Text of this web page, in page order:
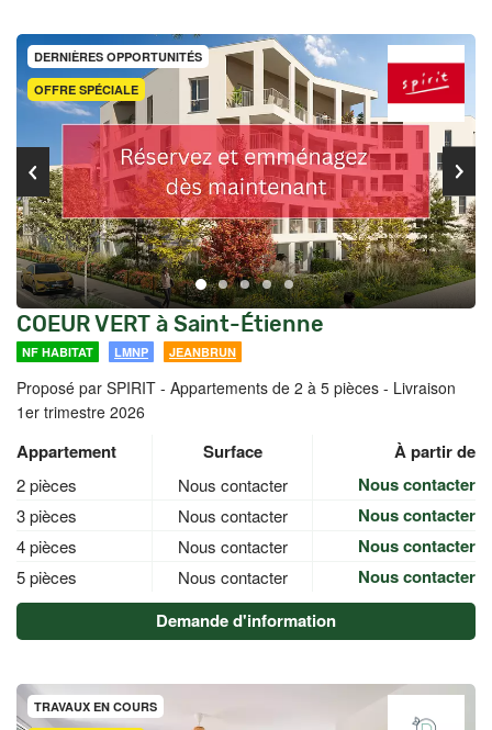
OFFRE SPÉCIALE
DERNIÈRES OPPORTUNITÉS
COEUR VERT à Saint-Étienne
NF HABITAT LMNP JEANBRUN
Proposé par SPIRIT - Appartements de 2 à 5 pièces - Livraison
1er trimestre 2026
Appartement Surface À partir de
2 pièces Nous contacter Nous contacter
3 pièces Nous contacter Nous contacter
4 pièces Nous contacter Nous contacter
5 pièces Nous contacter
Nous contacter
Demande d'information
TRAVAUX EN COURS